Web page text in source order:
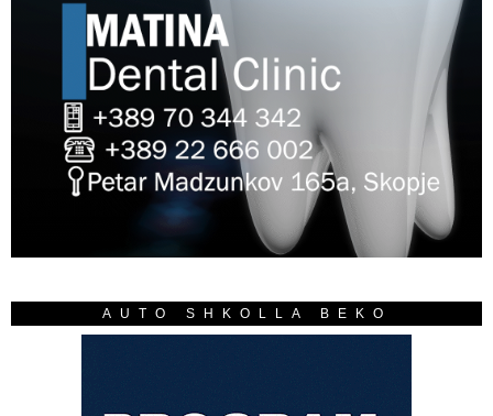
AUTO SHKOLLA BEKO